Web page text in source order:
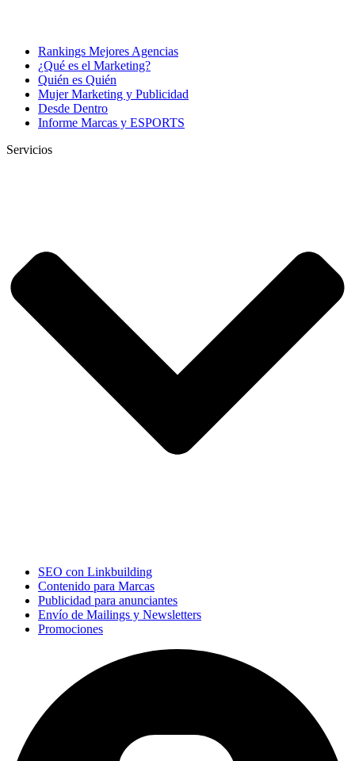
Rankings Mejores Agencias
¿Qué es el Marketing?
Quién es Quién
Mujer Marketing y Publicidad
Desde Dentro
Informe Marcas y ESPORTS
Servicios
SEO con Linkbuilding
Contenido para Marcas
Publicidad para anunciantes
Envío de Mailings y Newsletters
Promociones